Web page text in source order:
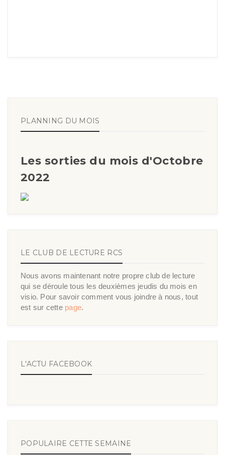
PLANNING DU MOIS
Les sorties du mois d'Octobre
2022
LE CLUB DE LECTURE RCS
Nous avons maintenant notre propre club de lecture
qui se déroule tous les deuxièmes jeudis du mois en
visio. Pour savoir comment vous joindre à nous, tout
est sur cette page.
L'ACTU FACEBOOK
POPULAIRE CETTE SEMAINE